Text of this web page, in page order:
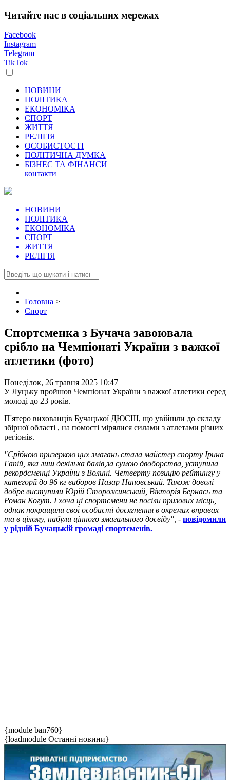
Читайте нас в соціальних мережах
Facebook
Instagram
Telegram
TikTok
НОВИНИ
ПОЛІТИКА
ЕКОНОМІКА
СПОРТ
ЖИТТЯ
РЕЛІГІЯ
ОСОБИСТОСТІ
ПОЛІТИЧНА ДУМКА
БІЗНЕС ТА ФІНАНСИ
контакти
НОВИНИ
ПОЛІТИКА
ЕКОНОМІКА
СПОРТ
ЖИТТЯ
РЕЛІГІЯ
Головна >
Спорт
Спортсменка з Бучача завоювала
срібло на Чемпіонаті України з важкої
атлетики (фото)
Понеділок, 26 травня 2025 10:47
У Луцьку пройшов Чемпіонат України з важкої атлетики серед
молоді до 23 років.
П'ятеро вихованців Бучацької ДЮСШ, що увійшли до складу
збірної області , на помості мірялися силами з атлетами різних
регіонів.
"Срібною призеркою цих змагань стала майстер спорту Ірина
Гапій, яка лиш декілька балів,за сумою двоборства, уступила
рекордсменці України з Волині. Четверту позицію рейтингу у
категорії до 96 кг виборов Назар Нановський. Також доволі
добре виступили Юрій Сторожинський, Вікторія Бернась та
Роман Когут. І хоча ці спортсмени не посіли призових місць,
однак покращили свої особисті досягнення в окремих вправах
та в цілому, набули цінного змагального досвіду", - повідомили
у рідній Бучацькій громаді спортсменів.
{module ban760}
{loadmodule Останні новини}